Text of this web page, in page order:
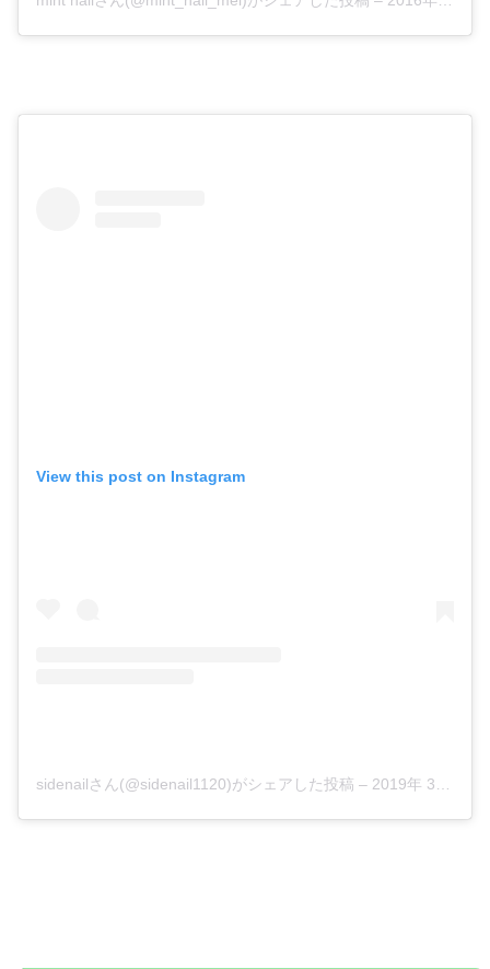
View this post on Instagram
sidenailさん(@sidenail1120)がシェアした投稿 – 2019年 3月月9日午前2時44分PST